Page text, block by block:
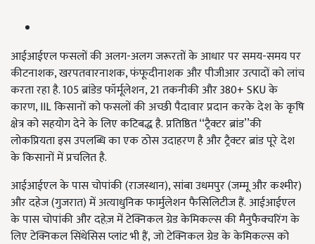
आईआईएल फसलों की अलग-अलग जरूरतों के आधार पर समय-समय पर
कीटनाशक, खरपतवारनाशक, फंफूदीनाशक और पीजीआर उत्पादों को लांच
करता रहा है. 105 ब्रांडेड फॉर्मूलेशन, 21 तकनीकी और 380+ SKU के
कारण, IIL किसानों को फसलों की अच्छी पैदावार प्रदान करके देश के कृषि
क्षेत्र को सहयोग देने के लिए कटिबद्ध है. प्रतिष्ठित ‘‘ट्रैक्टर ब्रांड’’की
लोकप्रियता इस उपलब्धि का एक ठोस उदाहरण है और ट्रैक्टर ब्रांड पूरे देश
के किसानों में प्रचलित है.
आईआईएल के पास चोपांकी (राजस्थान), सांबा उधमपुर (जम्मू और कश्मीर)
और दहेज (गुजरात) में अत्याधुनिक फार्मुलेशन फैसिलिटीज हैं. आईआईएल
के पास चोपांकी और दहेज़ में टेक्निकल ग्रेड केमिकल्स की मैनुफैक्चरिंग के
लिए टेक्निकल सिंथेसिस प्लांट भी हैं, जो टेक्निकल ग्रेड के केमिकल्स को